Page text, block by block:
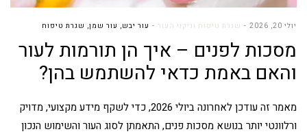
יולי 20, 2026 שגרת טיפוח וניקוי העור עור יבש, עור שמן, שגרת טיפוח
מסכות לפנים – איך הן תורמות לעור
והאם באמת כדאי להשתמש בהן?
מאמר זה עודכן לאחרונה ביולי 2026, כדי לשקף מידע מקצועי, מדויק
ורלוונטי יותר בנושא מסכות פנים, התאמתן לסוג העור והשימוש הנכון